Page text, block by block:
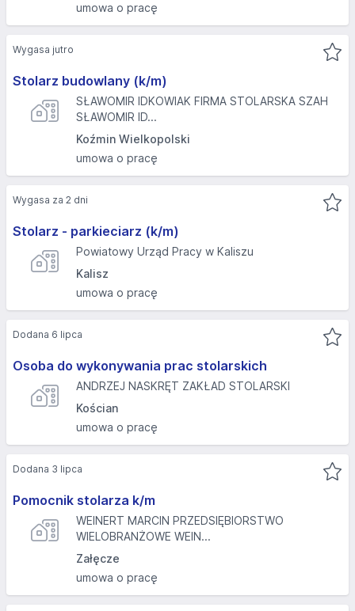
umowa o pracę
Stolarz budowlany (k/m)
SŁAWOMIR IDKOWIAK FIRMA STOLARSKA SZAH
SŁAWOMIR ID...
Koźmin Wielkopolski
umowa o pracę
Wygasa jutro
Stolarz - parkieciarz (k/m)
Powiatowy Urząd Pracy w Kaliszu
Kalisz
umowa o pracę
Wygasa za 2 dni
Osoba do wykonywania prac stolarskich
ANDRZEJ NASKRĘT ZAKŁAD STOLARSKI
Kościan
umowa o pracę
Dodana 6 lipca
Pomocnik stolarza k/m
WEINERT MARCIN PRZEDSIĘBIORSTWO
WIELOBRANŻOWE WEIN...
Załęcze
umowa o pracę
Dodana 3 lipca